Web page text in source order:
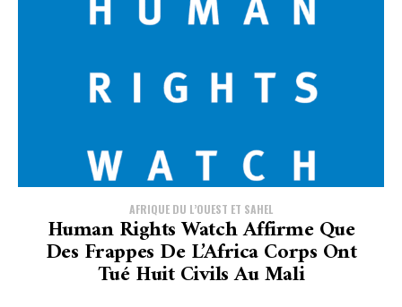
AFRIQUE DU L’OUEST ET SAHEL
Human Rights Watch Affirme Que
Des Frappes De L’Africa Corps Ont
Tué Huit Civils Au Mali